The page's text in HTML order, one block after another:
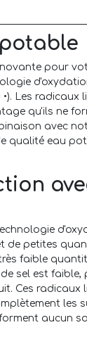
pour
Les radicaux
qu'ils ne
avec
qualité eau
de petites
faible
sel est faible,
Ces radicaux
les
aucun